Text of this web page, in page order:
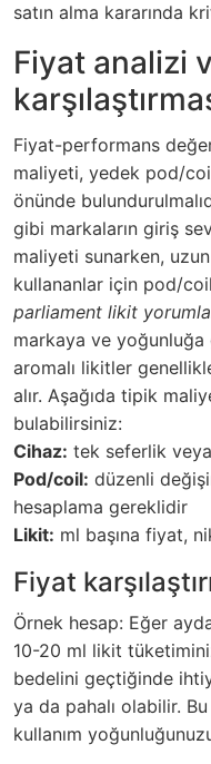
satın alma kararında
Fiyat analizi
Fiyat-performans
maliyeti, yedek pod/
önünde
gibi markaların giriş
maliyeti sunarken,
kullananlar için pod/
parliament likit
markaya ve
aromalı likitler
alır. Aşağıda tipik
bulabilirsiniz:
Cihaz: tek seferlik
Pod/coil: düzenli
hesaplama gereklidir
Likit: ml başına fiyat,
Fiyat
Örnek hesap: Eğer
10-20 ml likit
bedelini geçtiğinde
ya da pahalı olabilir.
kullanım